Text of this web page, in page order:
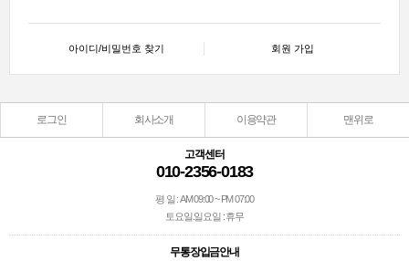
아이디/비밀번호 찾기 회원 가입
로그인 회사소개 이용약관 맨위로
고객센터
010-2356-0183
평 일 : AM 09:00 ~ PM 07:00
토요일.일요일 : 휴무
무통장입금안내